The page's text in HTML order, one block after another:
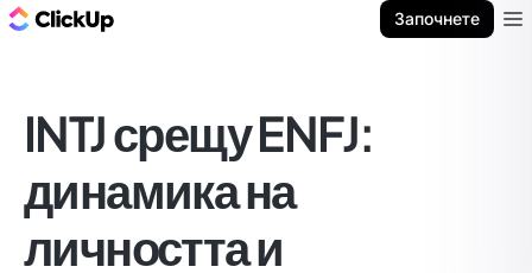
Започнете
INTJ срещу ENFJ:
динамика на
личността и